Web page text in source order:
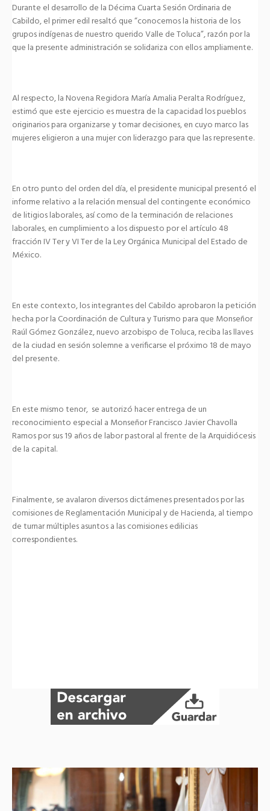
Durante el desarrollo de la Décima Cuarta Sesión Ordinaria de
Cabildo, el primer edil resaltó que “conocemos la historia de los
grupos indígenas de nuestro querido Valle de Toluca”, razón por la
que la presente administración se solidariza con ellos ampliamente.
Al respecto, la Novena Regidora María Amalia Peralta Rodríguez,
estimó que este ejercicio es muestra de la capacidad los pueblos
originarios para organizarse y tomar decisiones, en cuyo marco las
mujeres eligieron a una mujer con liderazgo para que las represente.
En otro punto del orden del día, el presidente municipal presentó el
informe relativo a la relación mensual del contingente económico
de litigios laborales, así como de la terminación de relaciones
laborales, en cumplimiento a los dispuesto por el artículo 48
fracción IV Ter y VI Ter de la Ley Orgánica Municipal del Estado de
México.
En este contexto, los integrantes del Cabildo aprobaron la petición
hecha por la Coordinación de Cultura y Turismo para que Monseñor
Raúl Gómez González, nuevo arzobispo de Toluca, reciba las llaves
de la ciudad en sesión solemne a verificarse el próximo 18 de mayo
del presente.
En este mismo tenor, se autorizó hacer entrega de un
reconocimiento especial a Monseñor Francisco Javier Chavolla
Ramos por sus 19 años de labor pastoral al frente de la Arquidiócesis
de la capital.
Finalmente, se avalaron diversos dictámenes presentados por las
comisiones de Reglamentación Municipal y de Hacienda, al tiempo
de turnar múltiples asuntos a las comisiones edilicias
correspondientes.